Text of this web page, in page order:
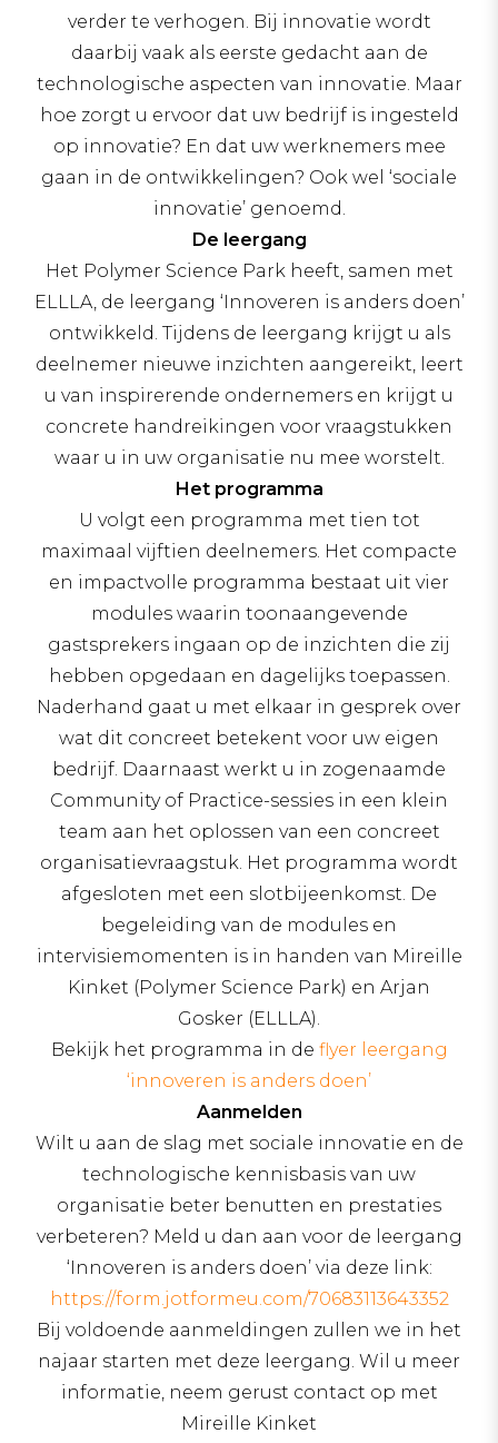
verder te verhogen. Bij innovatie wordt
daarbij vaak als eerste gedacht aan de
technologische aspecten van innovatie. Maar
hoe zorgt u ervoor dat uw bedrijf is ingesteld
op innovatie? En dat uw werknemers mee
gaan in de ontwikkelingen? Ook wel ‘sociale
innovatie’ genoemd.
De leergang
Het Polymer Science Park heeft, samen met
ELLLA, de leergang ‘Innoveren is anders doen’
ontwikkeld. Tijdens de leergang krijgt u als
deelnemer nieuwe inzichten aangereikt, leert
u van inspirerende ondernemers en krijgt u
concrete handreikingen voor vraagstukken
waar u in uw organisatie nu mee worstelt.
Het programma
U volgt een programma met tien tot
maximaal vijftien deelnemers. Het compacte
en impactvolle programma bestaat uit vier
modules waarin toonaangevende
gastsprekers ingaan op de inzichten die zij
hebben opgedaan en dagelijks toepassen.
Naderhand gaat u met elkaar in gesprek over
wat dit concreet betekent voor uw eigen
bedrijf. Daarnaast werkt u in zogenaamde
Community of Practice-sessies in een klein
team aan het oplossen van een concreet
organisatievraagstuk. Het programma wordt
afgesloten met een slotbijeenkomst. De
begeleiding van de modules en
intervisiemomenten is in handen van Mireille
Kinket (Polymer Science Park) en Arjan
Gosker (ELLLA).
Bekijk het programma in de flyer leergang
‘innoveren is anders doen’
Aanmelden
Wilt u aan de slag met sociale innovatie en de
technologische kennisbasis van uw
organisatie beter benutten en prestaties
verbeteren? Meld u dan aan voor de leergang
‘Innoveren is anders doen’ via deze link:
https://form.jotformeu.com/70683113643352
Bij voldoende aanmeldingen zullen we in het
najaar starten met deze leergang. Wil u meer
informatie, neem gerust contact op met
Mireille Kinket